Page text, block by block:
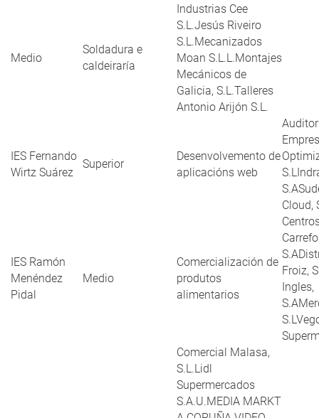
Medio
Soldadura e
caldeiraría
Industrias Cee
S.L.Jesús Riveiro
S.L.Mecanizados
Moan S.L.L.Montajes
Mecánicos de
Galicia, S.L.Talleres
Antonio Arijón S.L.
IES Fernando
Wirtz Suárez
Superior
Desenvolvemento de
aplicacións web
Cloud,
IES Ramón
Menéndez
Pidal
Medio
Comercialización de
produtos
alimentarios
Froiz,
Ingles,
Comercial Malasa,
S.L.Lidl
Supermercados
S.A.U.MEDIA MARKT